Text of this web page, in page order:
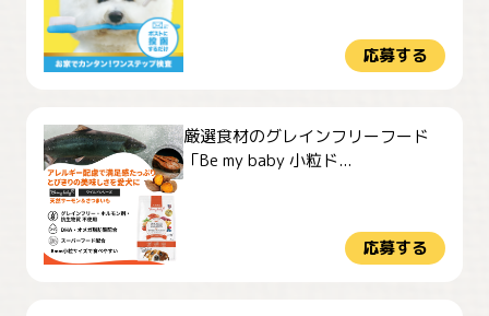
応募する
厳選食材のグレインフリーフード
「Be my baby 小粒ド...
応募する